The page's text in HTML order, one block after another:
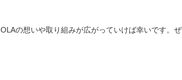
の想いや取り組みが広がっていけば幸いです。ぜ